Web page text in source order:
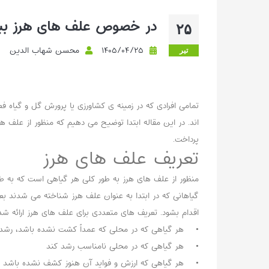
۲۵
تیر
در خصوص علف های هرز
۱۴۰۵/۰۴/۲۵ محسن شهاب الدین
تمامی افرادی که در زمینه ی کشاورزی یا پرورش گل و
اند. در این مقاله ابتدا توضیح می دهیم که منظور از
پرداخت.
تعریف علف های هرز
منظور از علف های هرز به طور کلی هر گیاهی است که به
گیاهانی که در ابتدا به عنوان علف هرز شناخته می
اقدام بشود. تعریف های متعددی برای علف های هرز ارائه
• هر گیاهی که در محلی که عمداً کشت نشده باشد،
• هر گیاهی که در محلی نامناسب رشد کند
• هر گیاهی که ارزش و فواید آن هنوز کشف نشده باشد